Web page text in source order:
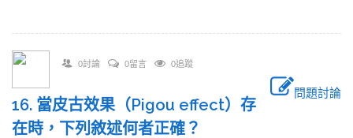
0討論 0留言 0追蹤
問題討論
16. 當皮古效果（Pigou effect）存
在時，下列敘述何者正確？